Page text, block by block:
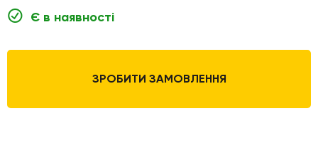
Є в наявності
ЗРОБИТИ ЗАМОВЛЕННЯ